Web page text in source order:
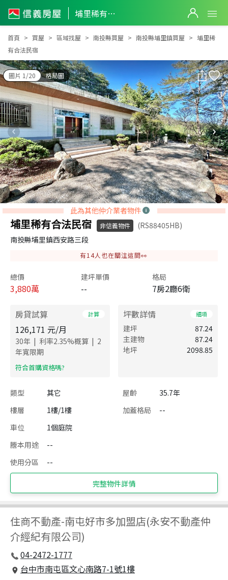
埔里稀有合法民宿
埔里稀有合法民宿
首頁 買屋 區域找屋 南投縣買屋 南投縣埔里鎮買屋
埔里稀
有合法民宿
圖片 1/20 格局圖
此為其他仲介業者物件
埔里稀有合法民宿 非信義物件
(RS88405HB)
南投縣埔里鎮西安路三段
有14人也在關注這間👀
總價
3,880萬
建坪單價
--
格局
7房2廳6衛
房貸試算 計算
126,171 元/月
30年 | 利率2.35%概算 | 2
年寬限期
​符合首購資格嗎?
坪數詳情 細項
建坪
87.24
主建物
87.24
地坪
2098.85
類型 其它 屋齡
35.7年
樓層
1樓/1樓 加蓋格局
--
車位
1個庭院
謄本用途
--
使用分區
--
完整物件詳情
住商不動產-南屯好市多加盟店(永安不動產仲
介經紀有限公司)
04-2472-1777
台中市南屯區文心南路7-1號1樓